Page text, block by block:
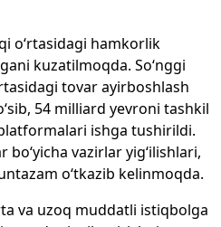
o‘rtasidagi hamkorlik
kuzatilmoqda. So‘nggi
tovar ayirboshlash
54 milliard yevroni tashkil
ishga tushirildi.
bo‘yicha vazirlar yig‘ilishlari,
o‘tkazib kelinmoqda.
va uzoq muddatli istiqbolga